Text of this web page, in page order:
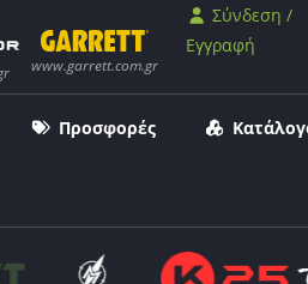
Σύνδεση /
Εγγραφή
Προσφορές